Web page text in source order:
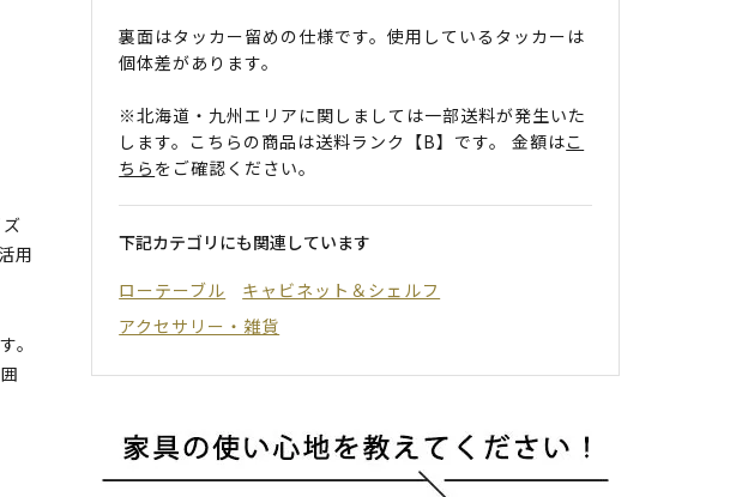
用
。
裏面はタッカー留めの仕様です。使用しているタッカーは
個体差があります。
※北海道・九州エリアに関しましては一部送料が発生いた
します。こちらの商品は送料ランク【B】です。 金額はこ
ちら をご確認ください。
下記カテゴリにも関連しています
ローテーブル
キャビネット＆シェルフ
アクセサリー・雑貨